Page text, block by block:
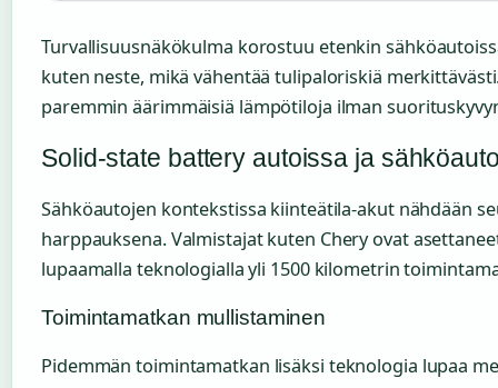
Turvallisuusnäkökulma korostuu etenkin
kuten neste, mikä vähentää tulipaloriskiä
paremmin äärimmäisiä lämpötiloja ilman
Solid-state battery autoissa ja
Sähköautojen kontekstissa kiinteätila-akut nähdään
harppauksena. Valmistajat kuten Chery ovat
lupaamalla teknologialla yli 1500 kilometrin
Toimintamatkan mullistaminen
Pidemmän toimintamatkan lisäksi teknologia lupaa